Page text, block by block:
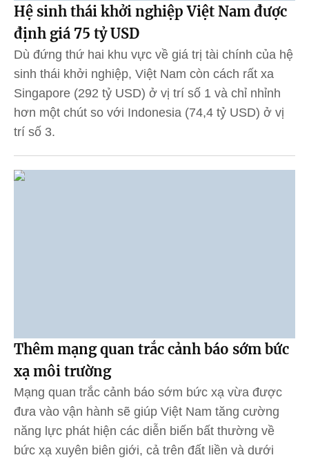
Hệ sinh thái khởi nghiệp Việt Nam được
định giá 75 tỷ USD
Dù đứng thứ hai khu vực về giá trị tài chính của hệ
sinh thái khởi nghiệp, Việt Nam còn cách rất xa
Singapore (292 tỷ USD) ở vị trí số 1 và chỉ nhỉnh
hơn một chút so với Indonesia (74,4 tỷ USD) ở vị
trí số 3.
Thêm mạng quan trắc cảnh báo sớm bức
xạ môi trường
Mạng quan trắc cảnh báo sớm bức xạ vừa được
đưa vào vận hành sẽ giúp Việt Nam tăng cường
năng lực phát hiện các diễn biến bất thường về
bức xạ xuyên biên giới, cả trên đất liền và dưới